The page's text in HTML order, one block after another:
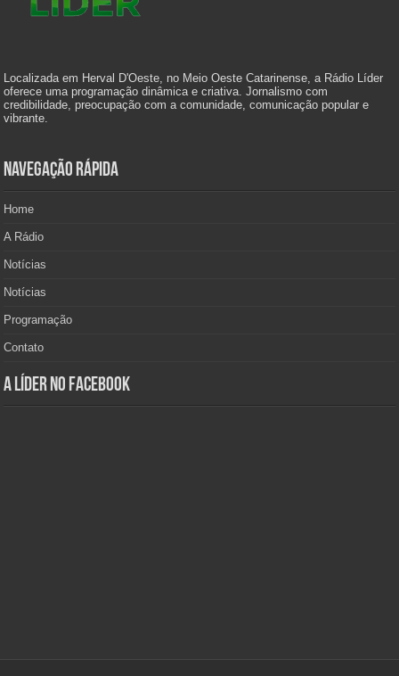
Localizada em Herval D'Oeste, no Meio Oeste Catarinense, a Rádio Líder
oferece uma programação dinâmica e criativa. Jornalismo com
credibilidade, preocupação com a comunidade, comunicação popular e
vibrante.
Navegação Rápida
Home
A Rádio
Notícias
Notícias
Programação
Contato
A Líder no Facebook